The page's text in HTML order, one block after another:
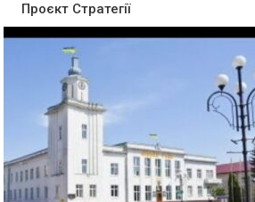
Проєкт Стратегії